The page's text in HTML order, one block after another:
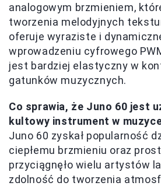
analogowym brzmieniem,
tworzenia melodyjnych
oferuje wyraziste i
wprowadzeniu cyfrowego
jest bardziej elastyczny w
gatunków muzycznych.
Co sprawia, że Juno 60 jest
kultowy instrument w
Juno 60 zyskał popularność
ciepłemu brzmieniu oraz
przyciągnęło wielu artystów
zdolność do tworzenia